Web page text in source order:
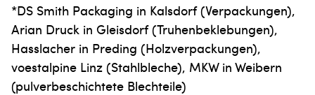
*DS Smith Packaging in Kalsdorf (Verpackungen),
Arian Druck in Gleisdorf (Truhenbeklebungen),
Hasslacher in Preding (Holzverpackungen),
voestalpine Linz (Stahlbleche), MKW in Weibern
(pulverbeschichtete Blechteile)